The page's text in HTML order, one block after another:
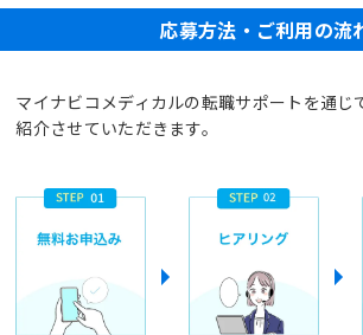
応募方法・ご利用の流
マイナビコメディカルの転職サポートを通じ
紹介させていただきます。